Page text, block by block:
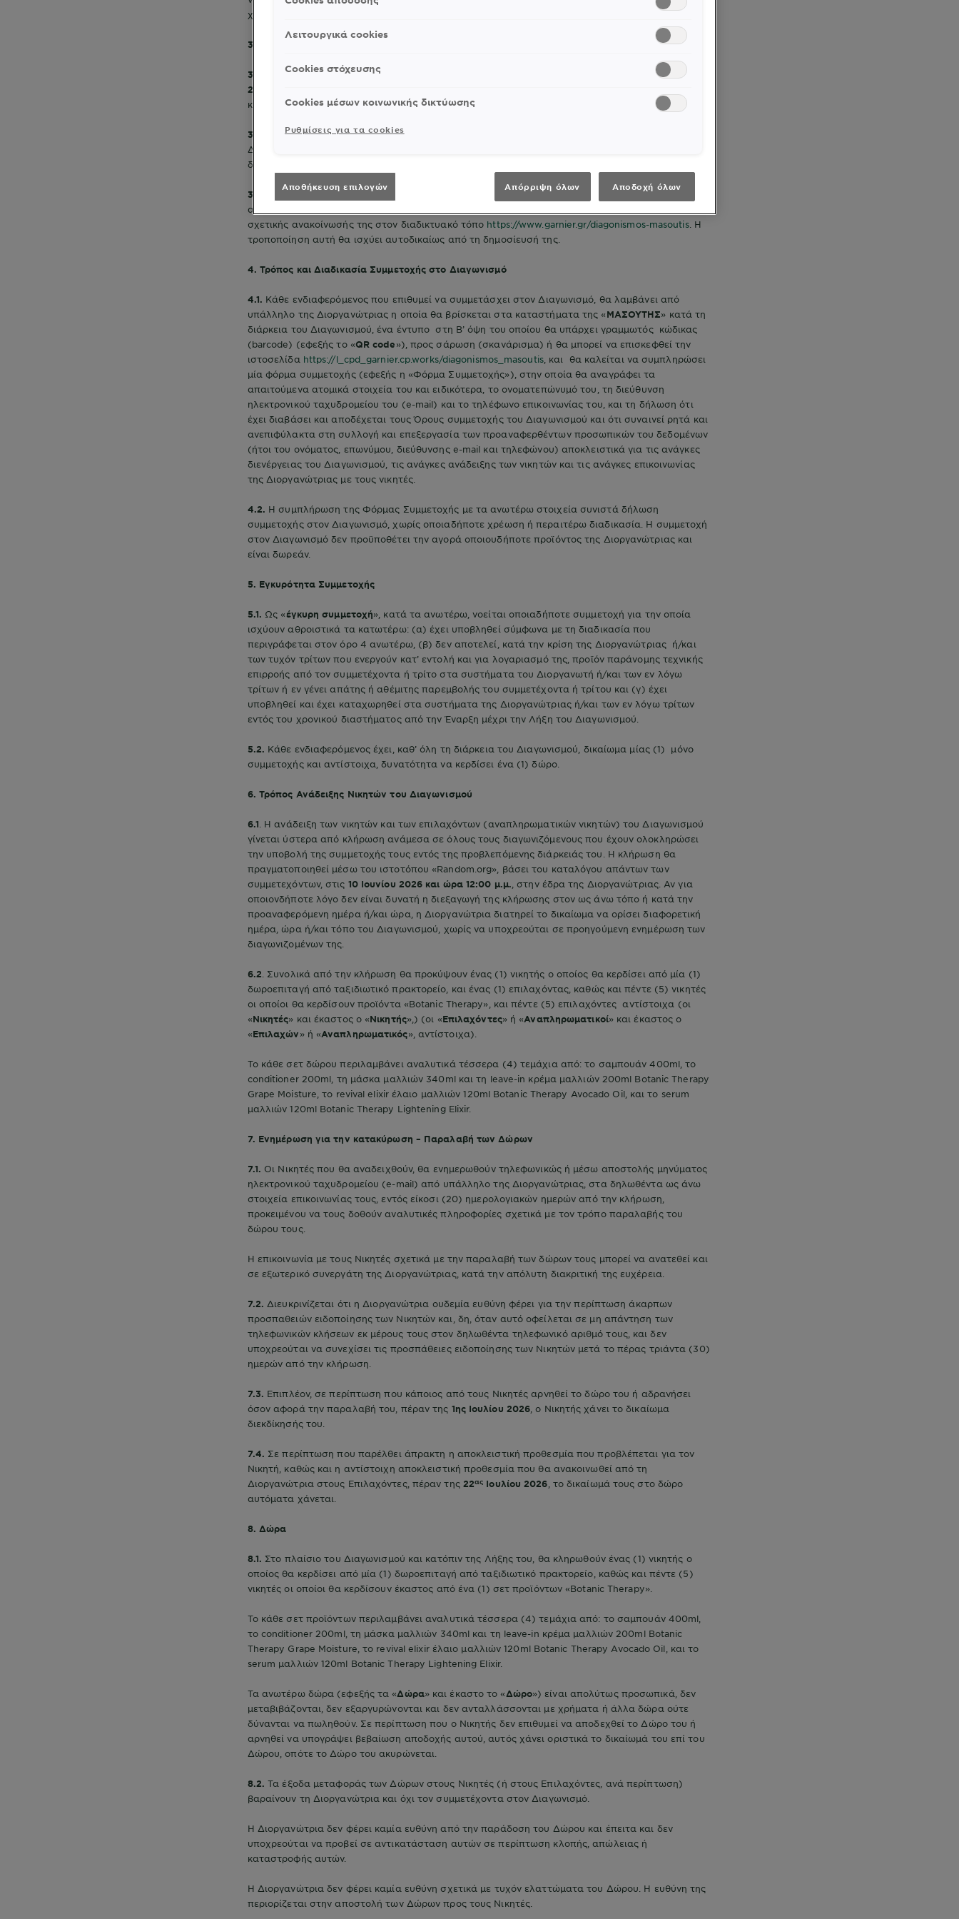
χορηγείται σε αναπληρωματικό νικητή ή θα ακυρώνεται, κατά την κρίση της Διοργανώτριας.
3. Διάρκεια του Διαγωνισμού
3.1. Ως διάρκεια διεξαγωγής του Διαγωνισμού ορίζεται το χρονικό διάστημα από τις
14 Μαΐου
2026
και ώρα Ελλάδος 20:00 μ.μ. (η «Λήξη του Διαγωνισμού
3.2.
Διευκρινίζεται ρητά ότι οι αιτήσεις συμμετοχής που τυχόν υποβληθούν πριν την Έναρξη του
Διαγωνισμού ή μετά τη Λήξη του, θεωρούνται αυτοδικαίως άκυρες, δεν λαμβάνονται υπόψη και
δεν επάγονται αποτελέσματα, ούτε δεσμεύουν την Διοργανώτρια ή/και οποιονδήποτε τρίτο.
3.3.
Η Διοργανώτρια διατηρεί το δικαίωμα, μονομερώς, κατά την κρίση της, να τροποποιήσει,
ανακαλέσει, παρατείνει ή μειώσει τη διάρκεια διεξαγωγής του εν λόγω Διαγωνισμού κατόπιν
σχετικής ανακοίνωσής της στον διαδικτυακό τόπο https://www.garnier.gr/diagonismos-masoutis. Η
τροποποίηση αυτή θα ισχύει αυτοδικαίως από τη δημοσίευσή της.
4. Τρόπος και Διαδικασία Συμμετοχής στο Διαγωνισμό
4.1. Κάθε ενδιαφερόμενος που επιθυμεί να συμμετάσχει στον Διαγωνισμό, θα λαμβάνει από
υπάλληλο της Διοργανώτριας η οποία θα βρίσκεται στα καταστήματα της «MΑΣΟΥΤΗΣ» κατά τη
διάρκεια του Διαγωνισμού, ένα έντυπο στη Β’ όψη του οποίου θα υπάρχει γραμμωτός κώδικας
(barcode) (εφεξής το «QR code»), προς σάρωση (σκανάρισμα) ή θα μπορεί να επισκεφθεί την
ιστοσελίδα https://l_cpd_garnier.cp.works/diagonismos_masoutis, και θα καλείται να συμπληρώσει
μία φόρμα συμμετοχής (εφεξής η «Φόρμα Συμμετοχής»), στην οποία θα αναγράφει τα
απαιτούμενα ατομικά στοιχεία του και ειδικότερα, το ονοματεπώνυμό του, τη διεύθυνση
ηλεκτρονικού ταχυδρομείου του (e-mail) και το τηλέφωνο επικοινωνίας του, και τη δήλωση ότι
έχει διαβάσει και αποδέχεται τους Όρους συμμετοχής του Διαγωνισμού και ότι συναινεί ρητά και
ανεπιφύλακτα στη συλλογή και επεξεργασία των προαναφερθέντων προσωπικών του δεδομένων
(ήτοι του ονόματος, επωνύμου, διεύθυνσης e-mail και τηλεφώνου) αποκλειστικά για τις ανάγκες
διενέργειας του Διαγωνισμού, τις ανάγκες ανάδειξης των νικητών και τις ανάγκες επικοινωνίας
της Διοργανώτριας με τους νικητές.
4.2. Η συμπλήρωση της Φόρμας Συμμετοχής με τα ανωτέρω στοιχεία συνιστά δήλωση
συμμετοχής στον Διαγωνισμό, χωρίς οποιαδήποτε χρέωση ή περαιτέρω διαδικασία. Η συμμετοχή
στον Διαγωνισμό δεν προϋποθέτει την αγορά οποιουδήποτε προϊόντος της Διοργανώτριας και
είναι δωρεάν.
5. Εγκυρότητα Συμμετοχής
5.1. Ως «έγκυρη συμμετοχή», κατά τα ανωτέρω, νοείται οποιαδήποτε συμμετοχή για την οποία
ισχύουν αθροιστικά τα κατωτέρω: (α) έχει υποβληθεί σύμφωνα με τη διαδικασία που
περιγράφεται στον όρο 4 ανωτέρω, (β) δεν αποτελεί, κατά την κρίση της Διοργανώτριας ή/και
των τυχόν τρίτων που ενεργούν κατ’ εντολή και για λογαριασμό της, προϊόν παράνομης τεχνικής
επιρροής από τον συμμετέχοντα ή τρίτο στα συστήματα του Διοργανωτή ή/και των εν λόγω
τρίτων ή εν γένει απάτης ή αθέμιτης παρεμβολής του συμμετέχοντα ή τρίτου και (γ) έχει
υποβληθεί και έχει καταχωρηθεί στα συστήματα της Διοργανώτριας ή/και των εν λόγω τρίτων
εντός του χρονικού διαστήματος από την Έναρξη μέχρι την Λήξη του Διαγωνισμού.
5.2. Κάθε ενδιαφερόμενος έχει, καθ’ όλη τη διάρκεια του Διαγωνισμού, δικαίωμα μίας (1) μόνο
συμμετοχής και αντίστοιχα, δυνατότητα να κερδίσει ένα (1) δώρο.
6. Τρόπος Ανάδειξης Νικητών του Διαγωνισμού
6.1 . Η ανάδειξη των νικητών και των επιλαχόντων (αναπληρωματικών νικητών) του Διαγωνισμού
γίνεται ύστερα από κλήρωση ανάμεσα σε όλους τους διαγωνιζόμενους που έχουν ολοκληρώσει
την υποβολή της συμμετοχής τους εντός της προβλεπόμενης διάρκειάς του. Η κλήρωση θα
πραγματοποιηθεί μέσω του ιστοτόπου «Random.org», βάσει του καταλόγου απάντων των
συμμετεχόντων, στις 10 Ιουνίου 2026 και ώρα 12:00 μ.μ. , στην έδρα της Διοργανώτριας. Αν για
οποιονδήποτε λόγο δεν είναι δυνατή η διεξαγωγή της κλήρωσης στον ως άνω τόπο ή κατά την
προαναφερόμενη ημέρα ή/και ώρα, η Διοργανώτρια διατηρεί το δικαίωμα να ορίσει διαφορετική
ημέρα, ώρα ή/και τόπο του Διαγωνισμού, χωρίς να υποχρεούται σε προηγούμενη ενημέρωση των
διαγωνιζομένων της.
6.2 . Συνολικά από την κλήρωση θα προκύψουν ένας (1) νικητής ο οποίος θα κερδίσει από μία (1)
δωροεπιταγή από ταξιδιωτικό πρακτορείο, και ένας (1) επιλαχόντας, καθώς και πέντε (5) νικητές
οι οποίοι θα κερδίσουν προϊόντα «Botanic Therapy», και πέντε (5) επιλαχόντες αντίστοιχα (οι
«Νικητές» και έκαστος ο «Νικητής»,) (οι «Επιλαχόντες» ή «Αναπληρωματικοί» και έκαστος ο
«Επιλαχών» ή «Αναπληρωματικός», αντίστοιχα).
Το κάθε σετ δώρου περιλαμβάνει αναλυτικά τέσσερα (4) τεμάχια από: το σαμπουάν 400ml, το
conditioner 200ml, τη μάσκα μαλλιών 340ml και τη leave-in κρέμα μαλλιών 200ml Botanic Therapy
Grape Moisture, το revival elixir έλαιο μαλλιών 120ml Botanic Therapy Avocado Oil, και το serum
μαλλιών 120ml Botanic Therapy Lightening Elixir.
7. Ενημέρωση για την κατακύρωση – Παραλαβή των Δώρων
7.1. Οι Νικητές που θα αναδειχθούν, θα ενημερωθούν τηλεφωνικώς ή μέσω αποστολής μηνύματος
ηλεκτρονικού ταχυδρομείου (e-mail) από υπάλληλο της Διοργανώτριας, στα δηλωθέντα ως άνω
στοιχεία επικοινωνίας τους, εντός είκοσι (20) ημερολογιακών ημερών από την κλήρωση,
προκειμένου να τους δοθούν αναλυτικές πληροφορίες σχετικά με τον τρόπο παραλαβής του
δώρου τους.
Η επικοινωνία με τους Νικητές σχετικά με την παραλαβή των δώρων τους μπορεί να ανατεθεί και
σε εξωτερικό συνεργάτη της Διοργανώτριας, κατά την απόλυτη διακριτική της ευχέρεια.
7.2. Διευκρινίζεται ότι η Διοργανώτρια ουδεμία ευθύνη φέρει για την περίπτωση άκαρπων
προσπαθειών ειδοποίησης των Νικητών και, δη, όταν αυτό οφείλεται σε μη απάντηση των
τηλεφωνικών κλήσεων εκ μέρους τους στον δηλωθέντα τηλεφωνικό αριθμό τους, και δεν
υποχρεούται να συνεχίσει τις προσπάθειες ειδοποίησης των Νικητών μετά το πέρας τριάντα (30)
ημερών από την κλήρωση.
7.3. Επιπλέον, σε περίπτωση που κάποιος από τους Νικητές αρνηθεί το δώρο του ή αδρανήσει
όσον αφορά την παραλαβή του, πέραν της 1ης Ιουλίου 2026 , ο Νικητής χάνει το δικαίωμα
διεκδίκησής του.
7.4. Σε περίπτωση που παρέλθει άπρακτη η αποκλειστική προθεσμία που προβλέπεται για τον
Νικητή, καθώς και η αντίστοιχη αποκλειστική προθεσμία που θα ανακοινωθεί από τη
Διοργανώτρια στους Επιλαχόντες, πέραν της 22ας Ιουλίου 2026 , το δικαίωμά τους στο δώρο
αυτόματα χάνεται.
8. Δώρα
8.1. Στο πλαίσιο του Διαγωνισμού και κατόπιν της Λήξης του, θα κληρωθούν ένας (1) νικητής ο
οποίος θα κερδίσει από μία (1) δωροεπιταγή από ταξιδιωτικό πρακτορείο, καθώς και πέντε (5)
νικητές οι οποίοι θα κερδίσουν έκαστος από ένα (1) σετ προϊόντων «Botanic Therapy».
Το κάθε σετ προϊόντων περιλαμβάνει αναλυτικά τέσσερα (4) τεμάχια από: το σαμπουάν 400ml,
το conditioner 200ml, τη μάσκα μαλλιών 340ml και τη leave-in κρέμα μαλλιών 200ml Botanic
Therapy Grape Moisture, το revival elixir έλαιο μαλλιών 120ml Botanic Therapy Avocado Oil, και το
serum μαλλιών 120ml Botanic Therapy Lightening Elixir.
Τα ανωτέρω δώρα (εφεξής τα «Δώρα» και έκαστο το «Δώρο») είναι απολύτως προσωπικά, δεν
μεταβιβάζονται, δεν εξαργυρώνονται και δεν ανταλλάσσονται με χρήματα ή άλλα δώρα ούτε
δύνανται να πωληθούν. Σε περίπτωση που ο Νικητής δεν επιθυμεί να αποδεχθεί το Δώρο του ή
αρνηθεί να υπογράψει βεβαίωση αποδοχής αυτού, αυτός χάνει οριστικά το δικαίωμά του επί του
Δώρου, οπότε το Δώρο του ακυρώνεται.
8.2.Τα έξοδα μεταφοράς των Δώρων στους Νικητές (ή στους Επιλαχόντες, ανά περίπτωση)
βαραίνουν τη Διοργανώτρια και όχι τον συμμετέχοντα στον Διαγωνισμό.
Η Διοργανώτρια δεν φέρει καμία ευθύνη από την παράδοση του Δώρου και έπειτα και δεν
υποχρεούται να προβεί σε αντικατάσταση αυτών σε περίπτωση κλοπής, απώλειας ή
καταστροφής αυτών.
Η Διοργανώτρια δεν φέρει καμία ευθύνη σχετικά με τυχόν ελαττώματα του Δώρου. Η ευθύνη της
περιορίζεται στην αποστολή των Δώρων προς τους Νικητές.
Λειτουργικά cookies
Cookies στόχευσης
Cookies μέσων κοινωνικής δικτύωσης
Ρυθμίσεις για τα cookies
Αποθήκευση επιλογών Απόρριψη όλων Αποδοχή όλων